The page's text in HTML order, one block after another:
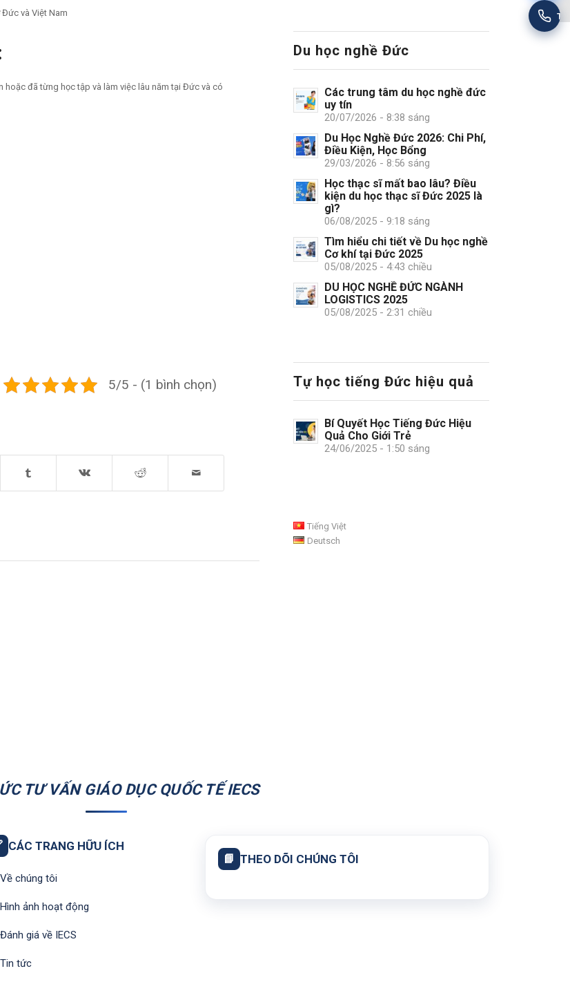
và Việt Nam
đã từng học tập và làm việc lâu năm tại Đức và có
5/5 - (1 bình chọn)
Du học nghề Đức
Các trung tâm du học nghề đức
uy tín
20/07/2026 - 8:38 sáng
Du Học Nghề Đức 2026: Chi Phí,
Điều Kiện, Học Bổng
29/03/2026 - 8:56 sáng
Học thạc sĩ mất bao lâu? Điều
kiện du học thạc sĩ Đức 2025 là
gì?
06/08/2025 - 9:18 sáng
Tìm hiểu chi tiết về Du học nghề
Cơ khí tại Đức 2025
05/08/2025 - 4:43 chiều
DU HỌC NGHỀ ĐỨC NGÀNH
LOGISTICS 2025
05/08/2025 - 2:31 chiều
Tự học tiếng Đức hiệu quả
Bí Quyết Học Tiếng Đức Hiệu
Quả Cho Giới Trẻ
24/06/2025 - 1:50 sáng
Tiếng Việt
Deutsch
TƯ VẤN GIÁO DỤC QUỐC TẾ IECS
CÁC TRANG HỮU ÍCH
Về chúng tôi
Hình ảnh hoạt động
Đánh giá về IECS
Tin tức
📘 THEO DÕI CHÚNG TÔI
Tư